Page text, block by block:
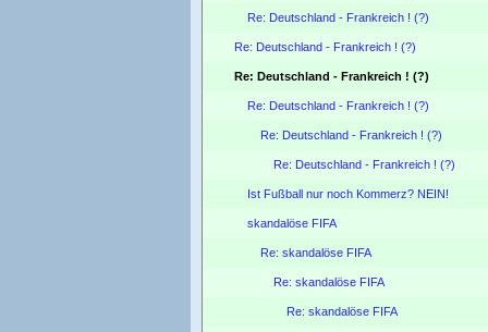
Re: Deutschland - Frankreich ! (?)
Re: Deutschland - Frankreich ! (?)
Re: Deutschland - Frankreich ! (?)
Re: Deutschland - Frankreich ! (?)
Re: Deutschland - Frankreich ! (?)
Re: Deutschland - Frankreich ! (?)
Ist Fußball nur noch Kommerz? NEIN!
skandalöse FIFA
Re: skandalöse FIFA
Re: skandalöse FIFA
Re: skandalöse FIFA